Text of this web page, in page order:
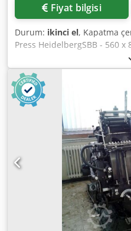
Fiyat bilgisi
Durum: ikinci el, Kapatma
Press HeidelbergSBB - 560
Skype-Video ile Online-
çok memnun oluruz - daha
Kullanılabilir - İncelenebilir
Test edilebilir